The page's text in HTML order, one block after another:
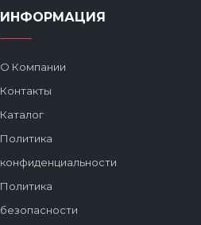
ИНФОРМАЦИЯ
О Компании
Контакты
Каталог
Политика
конфиденциальности
Политика
безопасности